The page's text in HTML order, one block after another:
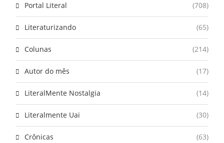
Portal Literal (708)
Literaturizando (65)
Colunas (214)
Autor do mês (17)
LiteralMente Nostalgia (14)
Literalmente Uai (30)
Crônicas (63)